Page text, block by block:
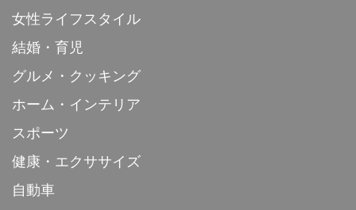
女性ライフスタイル
結婚・育児
グルメ・クッキング
ホーム・インテリア
スポーツ
健康・エクササイズ
自動車